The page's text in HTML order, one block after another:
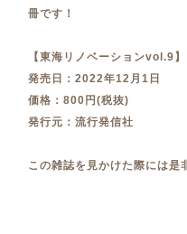
冊です！
【東海リノベーションvol.9】
発売日：2022年12月1日
価格：800円(税抜)
発行元：流行発信社
この雑誌を見かけた際には是